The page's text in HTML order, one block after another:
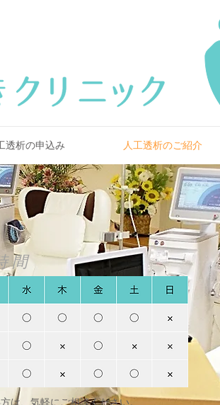
透析の申込み 人工透析のご紹介
間
は、気軽にご相談ください。